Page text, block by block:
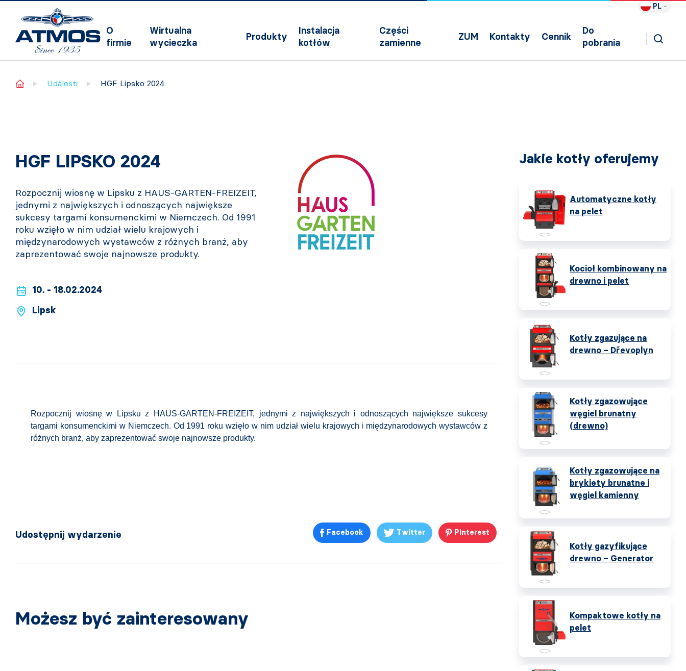
PL
O
firmie
Wirtualna
wycieczka
Produkty
Instalacja
kotłów
Części
zamienne
ZUM Kontakty Cennik
Do
pobrania
Home Události HGF Lipsko 2024
HGF LIPSKO 2024
Rozpocznij wiosnę w Lipsku z HAUS-GARTEN-FREIZEIT,
jednymi z największych i odnoszących największe
sukcesy targami konsumenckimi w Niemczech. Od 1991
roku wzięło w nim udział wielu krajowych i
międzynarodowych wystawców z różnych branż, aby
zaprezentować swoje najnowsze produkty.
10. - 18.02.2024
Lipsk
Rozpocznij wiosnę w Lipsku z HAUS-GARTEN-FREIZEIT, jednymi z największych i odnoszących największe sukcesy
targami konsumenckimi w Niemczech. Od 1991 roku wzięło w nim udział wielu krajowych i międzynarodowych wystawców z
różnych branż, aby zaprezentować swoje najnowsze produkty.
Udostępnij wydarzenie Facebook Twitter Pinterest
Możesz być zainteresowany
Jakie kotły oferujemy
Automatyczne kotły
na pelet
Kocioł kombinowany na
drewno i pelet
Kotły zgazujące na
drewno – Dřevoplyn
Kotły zgazowujące
węgiel brunatny
(drewno)
Kotły zgazowujące na
brykiety brunatne i
węgiel kamienny
Kotły gazyfikujące
drewno – Generator
Kompaktowe kotły na
pelet